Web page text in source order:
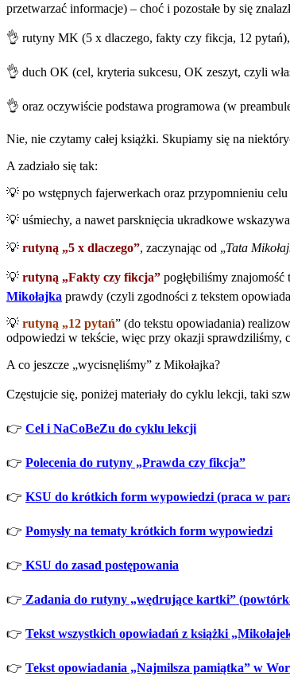
przetwarzać informacje) – choć i pozostałe by się
👌 rutyny MK (5 x dlaczego, fakty czy fikcja, 12 pytań),
👌 duch OK (cel, kryteria sukcesu, OK zeszyt, czyli
👌 oraz oczywiście podstawa programowa (w
Nie, nie czytamy całej książki. Skupiamy się na
A zadziało się tak:
💡 po wstępnych fajerwerkach oraz przypomnieniu
💡 uśmiechy, a nawet parsknięcia ukradkowe
💡 rutyną „5 x dlaczego”, zaczynając od „Tata
💡 rutyną „Fakty czy fikcja” pogłębiliśmy
Mikołajka prawdy (czyli zgodności z tekstem
💡 rutyną „12 pytań” (do tekstu opowiadania)
odpowiedzi w tekście, więc przy okazji sprawdziliśmy,
A co jeszcze „wycisnęliśmy” z Mikołajka?
Częstujcie się, poniżej materiały do cyklu lekcji, taki
👉 Cel i NaCoBeZu do cyklu lekcji
👉 Polecenia do rutyny „Prawda czy fikcja”
👉 KSU do krótkich form wypowiedzi (praca w
👉 Pomysły na tematy krótkich form wypowiedzi
👉 KSU do zasad postępowania
👉 Zadania do rutyny „wędrujące kartki”
👉 Tekst wszystkich opowiadań z książki
👉 Tekst opowiadania „Najmilsza pamiątka” w